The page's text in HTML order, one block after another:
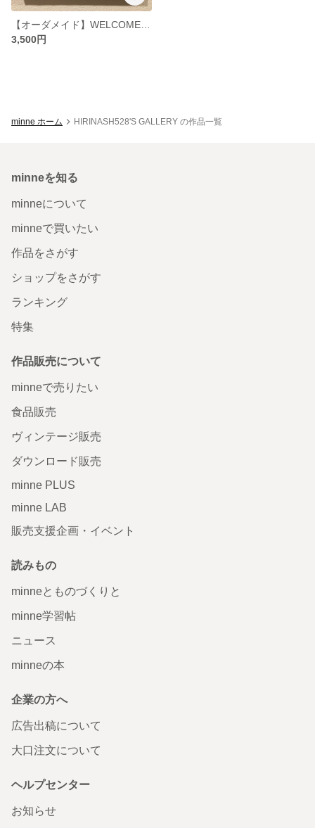
3,500円
minne ホーム HIRINASH528'S GALLERY の作品一覧
minneを知る
minneについて
minneで買いたい
作品をさがす
ショップをさがす
ランキング
特集
作品販売について
minneで売りたい
食品販売
ヴィンテージ販売
ダウンロード販売
minne PLUS
minne LAB
販売支援企画・イベント
読みもの
minneとものづくりと
minne学習帖
ニュース
minneの本
企業の方へ
広告出稿について
大口注文について
ヘルプセンター
お知らせ